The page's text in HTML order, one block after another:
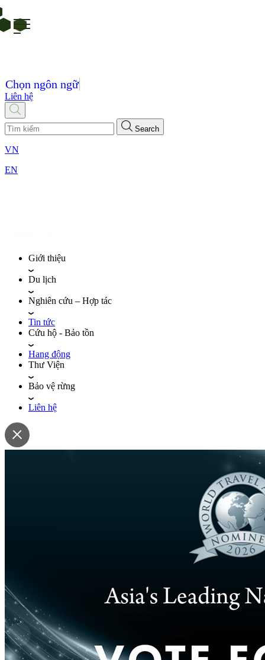
Chọn ngôn ngữ
Liên hệ
Search
VN
EN
Giới thiệu
Du lịch
Nghiên cứu – Hợp tác
Tin tức
Cứu hộ - Bảo tồn
Hang động
Thư Viện
Bảo vệ rừng
Liên hệ